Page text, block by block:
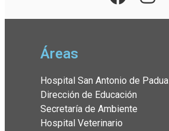
Áreas
Hospital San Antonio de Padua
Dirección de Educación
Secretaría de Ambiente
Hospital Veterinario